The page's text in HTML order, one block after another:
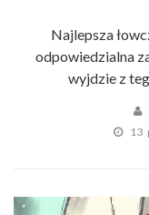
Najlepsza
odpowiedzialna
wyjdzie z
13